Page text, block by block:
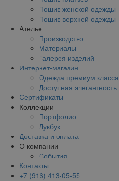
Пошив женской одежды
Пошив верхней одежды
Ателье
Производство
Материалы
Галерея изделий
Интернет-магазин
Одежда премиум класса
Доступная элегантность
Сертификаты
Коллекции
Портфолио
Лукбук
Доставка и оплата
О компании
События
Контакты
+7 (916) 413-05-55